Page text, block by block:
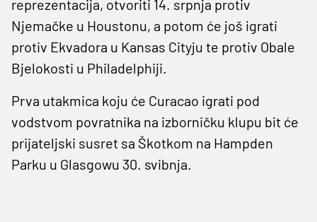
reprezentacija, otvoriti 14. srpnja protiv
Njemačke u Houstonu, a potom će još igrati
protiv Ekvadora u Kansas Cityju te protiv Obale
Bjelokosti u Philadelphiji.
Prva utakmica koju će Curacao igrati pod
vodstvom povratnika na izborničku klupu bit će
prijateljski susret sa Škotkom na Hampden
Parku u Glasgowu 30. svibnja.